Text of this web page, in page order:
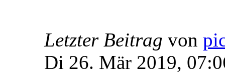
Letzter Beitrag von
Di 26. Mär 2019,